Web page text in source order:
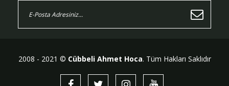
2008 - 2021 © Cübbeli Ahmet Hoca. Tüm Hakları Saklıdır